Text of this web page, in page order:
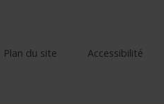
Plan du site Accessibilité